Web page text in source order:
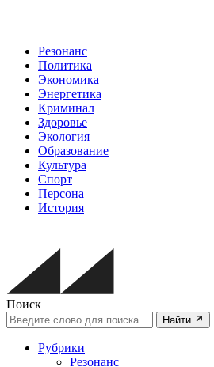
Резонанс
Политика
Экономика
Энергетика
Криминал
Здоровье
Экология
Образование
Культура
Спорт
Персона
История
Поиск
Найти
Рубрики
Резонанс